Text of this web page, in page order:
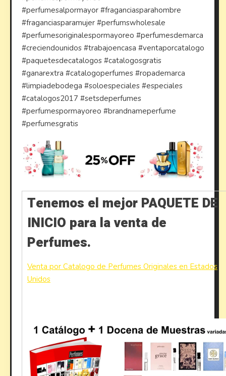
#perfumesalpormayor #fraganciasparahombre
#fraganciasparamujer #perfumswholesale
#perfumesoriginalespormayoreo #perfumesdemarca
#creciendounidos #trabajoencasa #ventaporcatalogo
#paquetesdecatalogos #catalogosgratis
#ganarextra #catalogoperfumes #ropademarca
#limpiadebodega #soloespeciales #especiales
#catalogos2017 #setsdeperfumes
#perfumespormayoreo #brandnameperfume
#perfumesgratis
Tenemos el mejor PAQUETE DE
INICIO para la venta de
Perfumes.
Venta por Catalogo de Perfumes Originales en Estados
Unidos